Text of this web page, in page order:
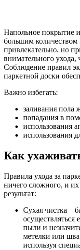
Напольное покрытие
большим
привлекательно, но
внимательного
Соблюдение правил
паркетной доски
Важно избегать:
заливания пола
попадания в
использования
использования
Как
Правила ухода за
ничего сложного, и
результат:
Сухая чистка –
осуществляться
пыли и
метелки или
используя